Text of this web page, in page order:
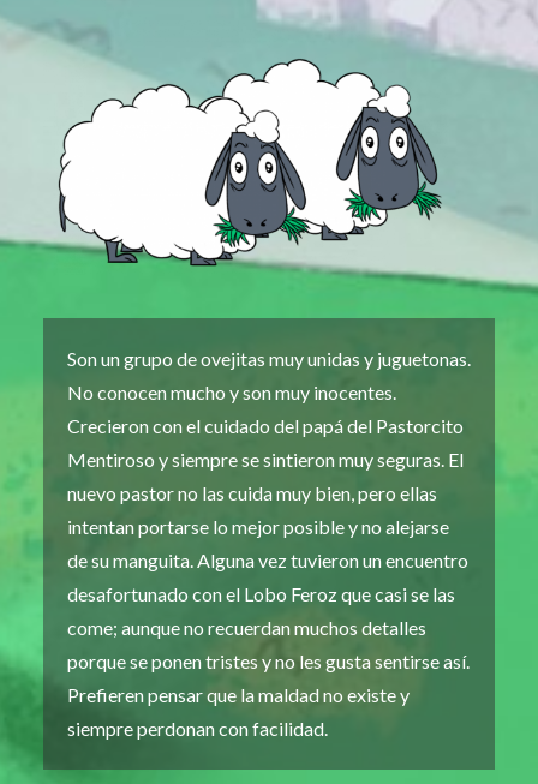
Son un grupo de ovejitas muy unidas y juguetonas.
No conocen mucho y son muy inocentes.
Crecieron con el cuidado del papá del Pastorcito
Mentiroso y siempre se sintieron muy seguras. El
nuevo pastor no las cuida muy bien, pero ellas
intentan portarse lo mejor posible y no alejarse
de su manguita. Alguna vez tuvieron un encuentro
desafortunado con el Lobo Feroz que casi se las
come; aunque no recuerdan muchos detalles
porque se ponen tristes y no les gusta sentirse así.
Prefieren pensar que la maldad no existe y
siempre perdonan con facilidad.